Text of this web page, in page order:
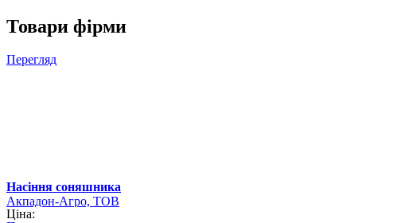
Товари фірми
Перегляд
Насіння соняшника
Акпадон-Агро, ТОВ
Ціна: